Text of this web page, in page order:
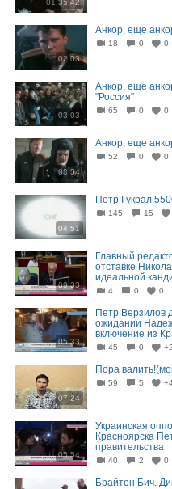
01:35:42
02:03
Анкор, еще
18 0 0
03:03
Анкор, еще
"Россия"
65 0 0
03:54
Анкор, еще
52 0 0
04:51
Петр I украл
145 15
09:33
Главный
отставке
идеальной
4 0 0
05:33
Петр Верзилов
ожидании
включение из
45 0
07:24
Пора
59 5
05:54
Украинская
Красноярска
правительства
40 2 0
Брайтон Бич.